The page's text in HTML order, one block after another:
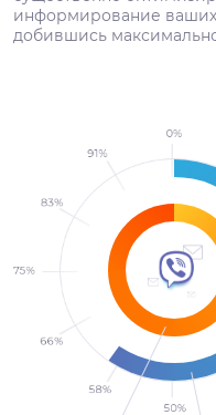
информирование
добившись